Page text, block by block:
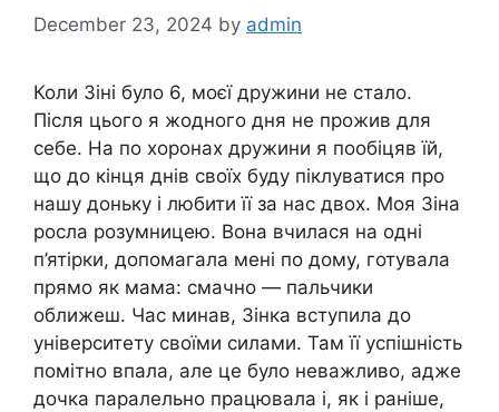
December 23, 2024 by admin
Коли Зіні було 6, моєї дружини не стало.
Після цього я жодного дня не прожив для
себе. На по хоронах дружини я пообіцяв їй,
що до кінця днів своїх буду піклуватися про
нашу доньку і любити її за нас двох. Моя Зіна
росла розумницею. Вона вчилася на одні
п’ятірки, допомагала мені по дому, готувала
прямо як мама: смачно — пальчики
оближеш. Час минав, Зінка вступила до
університету своїми силами. Там її успішність
помітно впала, але це було неважливо, адже
дочка паралельно працювала і, як і раніше,